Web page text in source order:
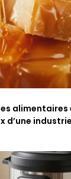
alimentaires
d’une